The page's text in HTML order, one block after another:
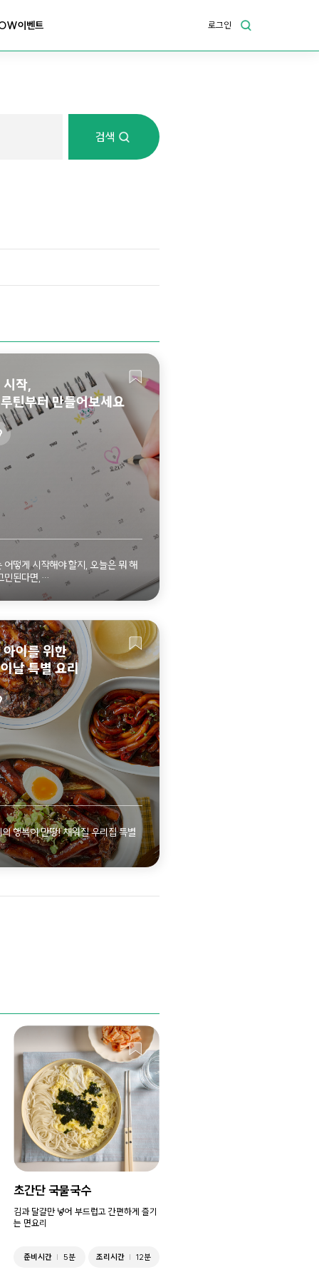
이벤트 로그인
검색
시작,
틴부터 만들어보세요
어떻게 시작해야 할지, 오늘은 뭐 해
민된다면,
은 '루틴'부터 만들어보세요.
자세히 보기
아이를 위한
날 특별 요리
행복이 만땅! 채워질 우리집 특별
않게 도전해 보세요.
자세히 보기
초간단 국물국수
김과 달걀만 넣어 부드럽고 간편하게 즐기
는 면요리
준비시간 5분 조리시간 12분